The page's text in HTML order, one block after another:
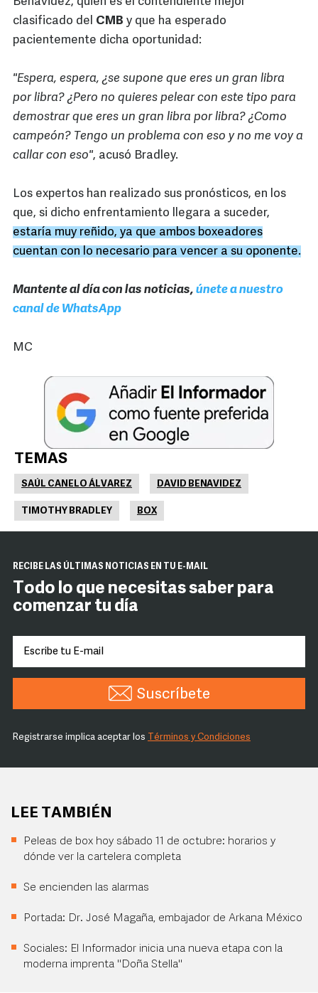
clasificado del CMB y que ha esperado
pacientemente dicha oportunidad:
"Espera, espera, ¿se supone que eres un gran libra
por libra? ¿Pero no quieres pelear con este tipo para
demostrar que eres un gran libra por libra? ¿Como
campeón? Tengo un problema con eso y no me voy a
callar con eso", acusó Bradley.
Los expertos han realizado sus pronósticos, en los
que, si dicho enfrentamiento llegara a suceder,
estaría muy reñido, ya que ambos boxeadores
cuentan con lo necesario para vencer a su oponente.
Mantente al día con las noticias, únete a nuestro
canal de WhatsApp
MC
TEMAS
SAÚL CANELO ÁLVAREZ DAVID BENAVIDEZ
TIMOTHY BRADLEY BOX
RECIBE LAS ÚLTIMAS NOTICIAS EN TU E-MAIL
Todo lo que necesitas saber para
comenzar tu día
Suscríbete
Registrarse implica aceptar los Términos y Condiciones
LEE TAMBIÉN
Peleas de box hoy sábado 11 de octubre: horarios y
dónde ver la cartelera completa
Se encienden las alarmas
Portada: Dr. José Magaña, embajador de Arkana México
Sociales: El Informador inicia una nueva etapa con la
moderna imprenta "Doña Stella"